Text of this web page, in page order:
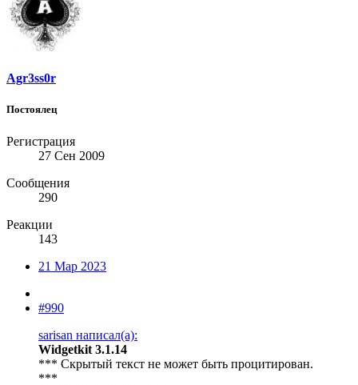
Agr3ss0r
Постоялец
Регистрация
27 Сен 2009
Сообщения
290
Реакции
143
21 Мар 2023
#990
sarisan написал(а):
Widgetkit 3.1.14
*** Скрытый текст не может быть процитирован.
***